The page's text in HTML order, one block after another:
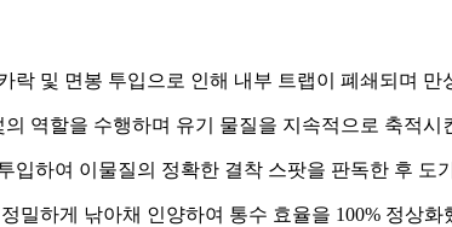
및 면봉 투입으로 인해 내부 트랩이 폐쇄되며 만
역할을 수행하며 유기 물질을 지속적으로 축적시
하여 이물질의 정확한 결착 스팟을 판독한 후 도
밀하게 낚아채 인양하여 통수 효율을 100% 정상화